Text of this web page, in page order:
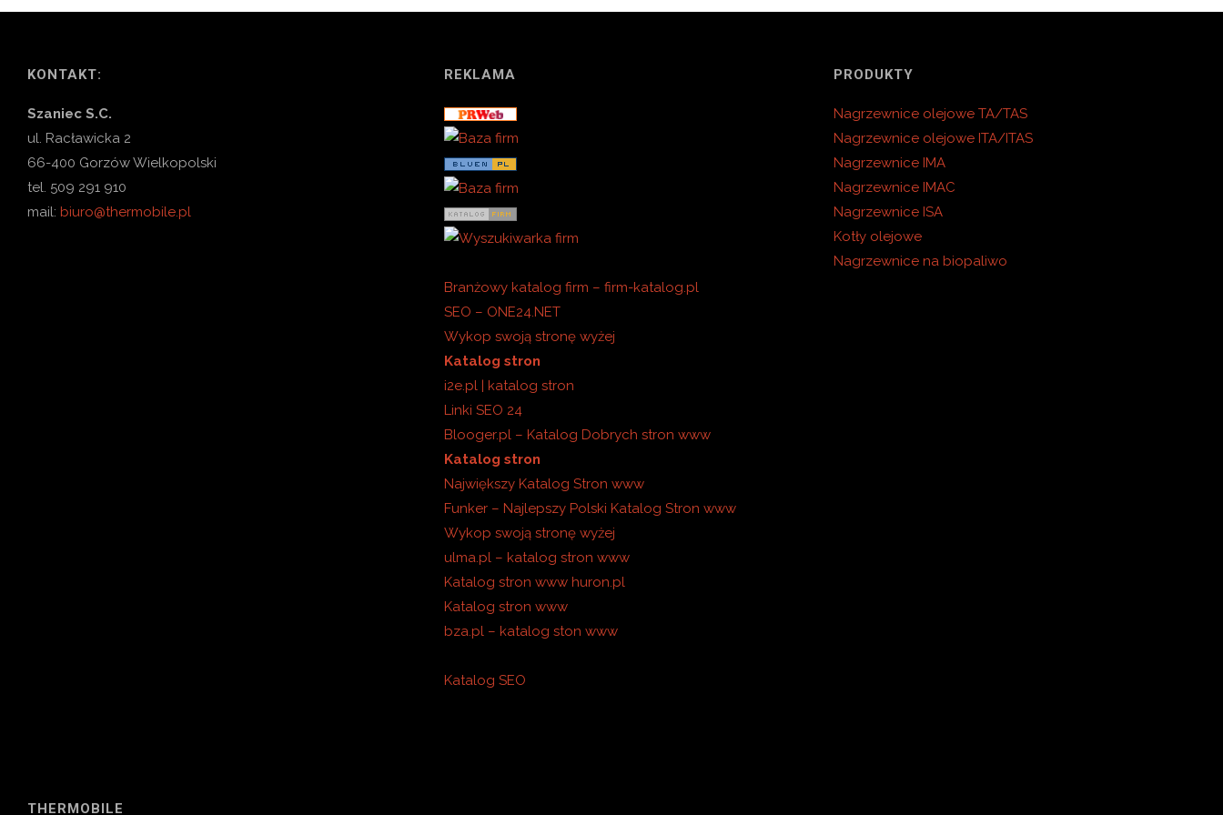
KONTAKT:
Szaniec S.C.
ul. Racławicka 2
66-400 Gorzów Wielkopolski
tel. 509 291 910
mail: biuro@thermobile.pl
REKLAMA
Branżowy katalog firm – firm-katalog.pl
SEO – ONE24.NET
Wykop swoją stronę wyżej
Katalog stron
i2e.pl | katalog stron
Linki SEO 24
Blooger.pl – Katalog Dobrych stron www
Katalog stron
Największy Katalog Stron www
Funker – Najlepszy Polski Katalog Stron www
Wykop swoją stronę wyżej
ulma.pl – katalog stron www
Katalog stron www huron.pl
Katalog stron www
bza.pl – katalog ston www
Katalog SEO
PRODUKTY
Nagrzewnice olejowe TA/TAS
Nagrzewnice olejowe ITA/ITAS
Nagrzewnice IMA
Nagrzewnice IMAC
Nagrzewnice ISA
Kotły olejowe
Nagrzewnice na biopaliwo
THERMOBILE